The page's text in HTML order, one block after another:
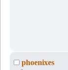
phoenixes